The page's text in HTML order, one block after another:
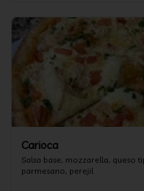
Carioca
Salsa base, mozzarella, queso
parmesano, perejil